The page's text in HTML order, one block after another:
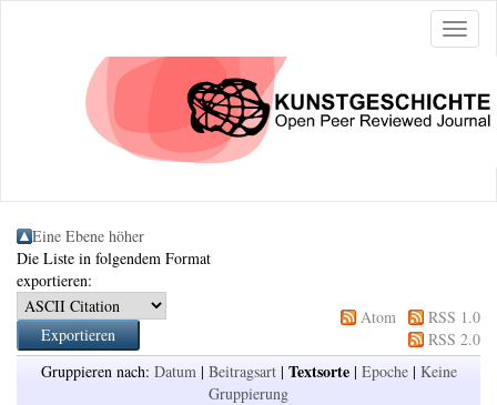
ein-/
Eine Ebene höher
Die Liste in folgendem Format
exportieren:
Atom
RSS 1.0
RSS 2.0
Gruppieren nach: Datum| Beitragsart| Textsorte| Epoche| Keine
Gruppierung